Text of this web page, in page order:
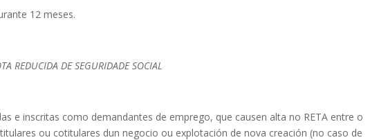
12 meses.
REDUCIDA DE SEGURIDADE SOCIAL
e inscritas como demandantes de emprego, que causen alta no RETA entre o
ou cotitulares dun negocio ou explotación de nova creación (no caso de